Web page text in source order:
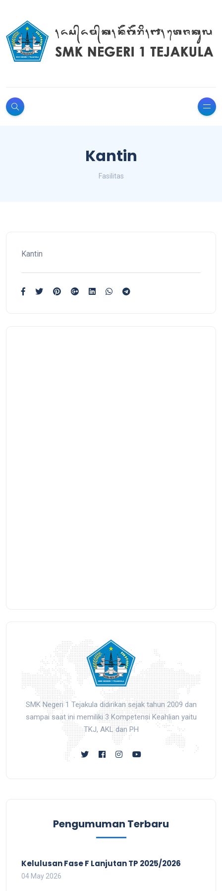
Kantin
Fasilitas
Kantin
SMK Negeri 1 Tejakula didirikan sejak tahun 2009 dan
sampai saat ini memiliki 3 Kompetensi Keahlian yaitu
TKJ, AKL dan PH
Pengumuman Terbaru
Kelulusan Fase F Lanjutan TP 2025/2026
04 May 2026